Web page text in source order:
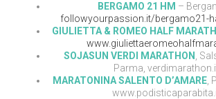
BERGAMO 21 HM –
followyourpassion.it/bergamo21-
GIULIETTA & ROMEO HALF
SOJASUN VERDI MARATHON
,
Parma,
MARATONINA SALENTO D’AMARE